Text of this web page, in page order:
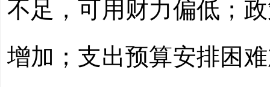
不足，可用财力偏低 ；
增加； 支出预算安排困